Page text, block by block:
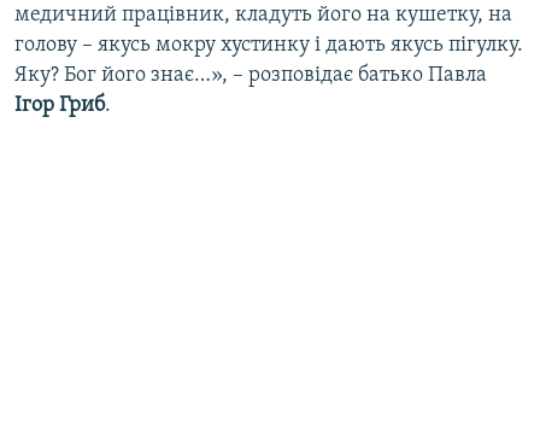
медичний працівник, кладуть його на кушетку, на
голову – якусь мокру хустинку і дають якусь пігулку.
Яку? Бог його знає…», – розповідає батько Павла
Ігор Гриб.